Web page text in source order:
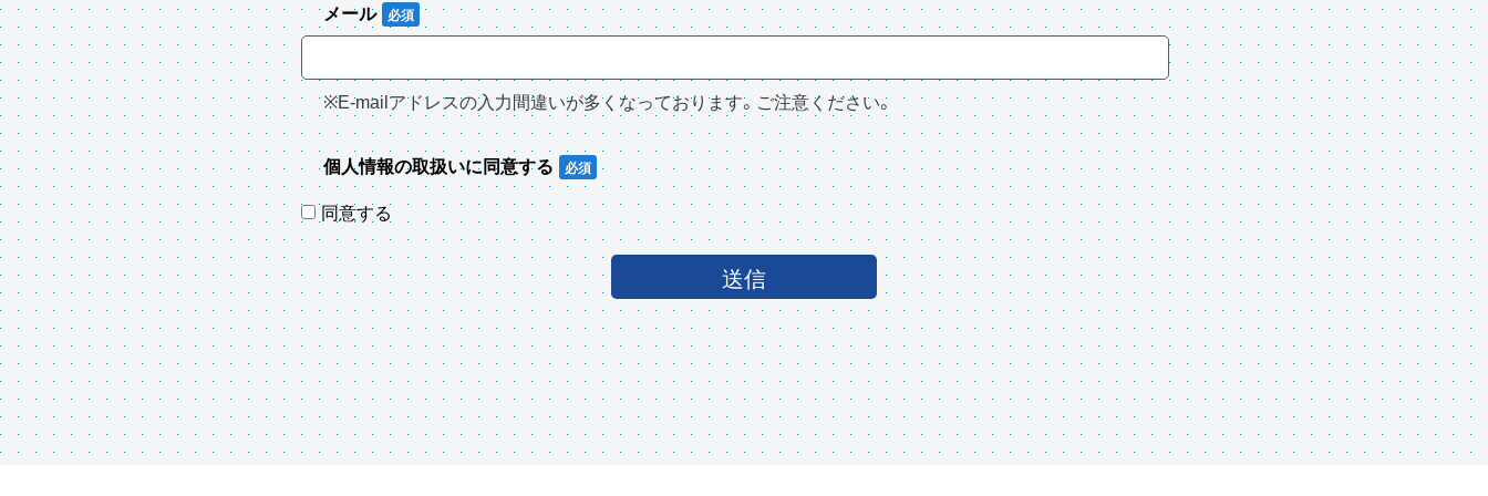
メール
※E-mailアドレスの入力間違いが多くなっております。ご注意ください。
個人情報の取扱いに同意する
同意する